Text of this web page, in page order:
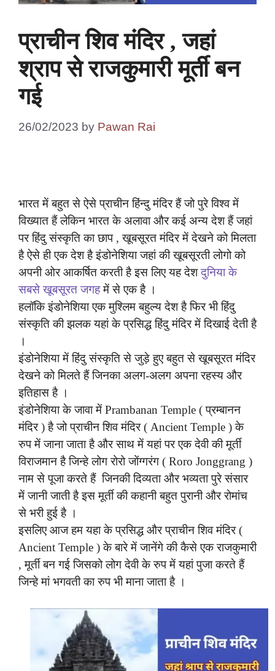
प्राचीन शिव मंदिर , जहां
श्राप से राजकुमारी मूर्ती बन
गई
26/02/2023 by Pawan Rai
भारत में बहुत से ऐसे प्राचीन हिंन्दु मंदिर हैं जो पुरे विश्व में
विख्यात हैं लेकिन भारत के अलावा और कई अन्य देश हैं जहां
पर हिंदु संस्कृति का छाप , खूबसूरत मंदिर में देखने को मिलता
है ऐसे ही एक देश है इंडोनेशिया जहां की खूबसूरती लोगो को
अपनी ओर आकर्षित करती है इस लिए यह देशदुनिया के
सबसे खूबसूरत जगहमें से एक है ।
हलॉकि इंडोनेशिया एक मुश्लिम बहुल्य देश है फिर भी हिंदु
संस्कृति की झलक यहां के प्रसिद्ध हिंदु मंदिर में दिखाई देती है
।
इंडोनेशिया में हिंदु संस्कृति से जुड़े हुए बहुत से खूबसूरत मंदिर
देखने को मिलते हैं जिनका अलग-अलग अपना रहस्य और
इतिहास है ।
इंडोनेशिया के जावा में Prambanan Temple ( प्रम्बानन
मंदिर ) है जो प्राचीन शिव मंदिर ( Ancient Temple ) के
रुप में जाना जाता है और साथ में यहां पर एक देवी की मूर्ती
विराजमान है जिन्हे लोग रोरो जोंग्गरंग ( Roro Jonggrang )
नाम से पूजा करते हैं जिनकी दिव्यता और भव्यता पुरे संसार
में जानी जाती है इस मूर्ती की कहानी बहुत पुरानी और रोमांच
से भरी हुई है ।
इसलिए आज हम यहा के प्रसिद्ध और प्राचीन शिव मंदिर (
Ancient Temple ) के बारे में जानेंगे की कैसे एक राजकुमारी
, मूर्ती बन गई जिसको लोग देवी के रुप में यहां पुजा करते हैं
जिन्हे मां भगवती का रुप भी माना जाता है ।